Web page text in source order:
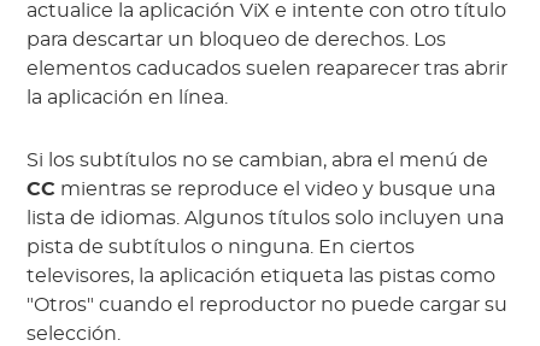
actualice la aplicación ViX e intente con otro título
para descartar un bloqueo de derechos. Los
elementos caducados suelen reaparecer tras abrir
la aplicación en línea.
Si los subtítulos no se cambian, abra el menú de
CC mientras se reproduce el video y busque una
lista de idiomas. Algunos títulos solo incluyen una
pista de subtítulos o ninguna. En ciertos
televisores, la aplicación etiqueta las pistas como
"Otros" cuando el reproductor no puede cargar su
selección.